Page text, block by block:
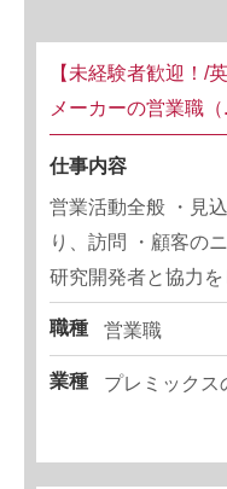
【未経験者歓迎！/
メーカーの営業職（
仕事内容
営業活動全般 ・見
り、訪問 ・顧客の
研究開発者と協力
職種 営業職
業種 プレミックス